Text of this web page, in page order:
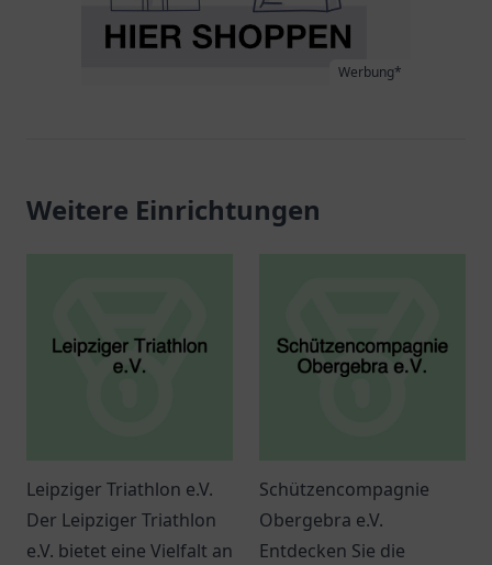
Werbung*
Weitere Einrichtungen
Leipziger Triathlon e.V.
Der Leipziger Triathlon
e.V. bietet eine Vielfalt an
Schützencompagnie
Obergebra e.V.
Entdecken Sie die